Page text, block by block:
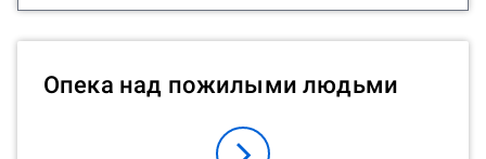
Опека над пожилыми людьми